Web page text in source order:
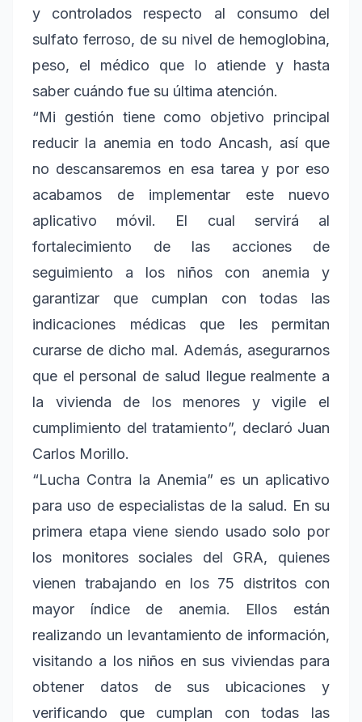
y controlados respecto al consumo del
sulfato ferroso, de su nivel de hemoglobina,
peso, el médico que lo atiende y hasta
saber cuándo fue su última atención.
“Mi gestión tiene como objetivo principal
reducir la anemia en todo Ancash, así que
no descansaremos en esa tarea y por eso
acabamos de implementar este nuevo
aplicativo móvil. El cual servirá al
fortalecimiento de las acciones de
seguimiento a los niños con anemia y
garantizar que cumplan con todas las
indicaciones médicas que les permitan
curarse de dicho mal. Además, asegurarnos
que el personal de salud llegue realmente a
la vivienda de los menores y vigile el
cumplimiento del tratamiento”, declaró Juan
Carlos Morillo.
“Lucha Contra la Anemia” es un aplicativo
para uso de especialistas de la salud. En su
primera etapa viene siendo usado solo por
los monitores sociales del GRA, quienes
vienen trabajando en los 75 distritos con
mayor índice de anemia. Ellos están
realizando un levantamiento de información,
visitando a los niños en sus viviendas para
obtener datos de sus ubicaciones y
verificando que cumplan con todas las